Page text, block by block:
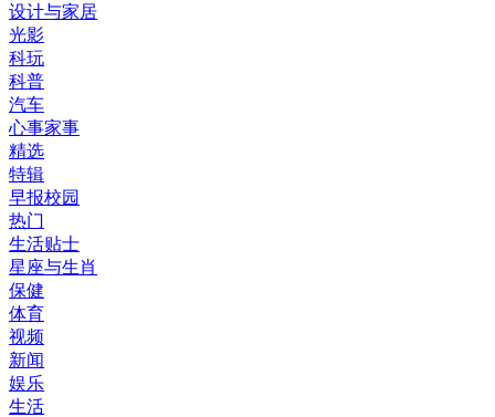
设计与家居
光影
科玩
科普
汽车
心事家事
精选
特辑
早报校园
热门
生活贴士
星座与生肖
保健
体育
视频
新闻
娱乐
生活